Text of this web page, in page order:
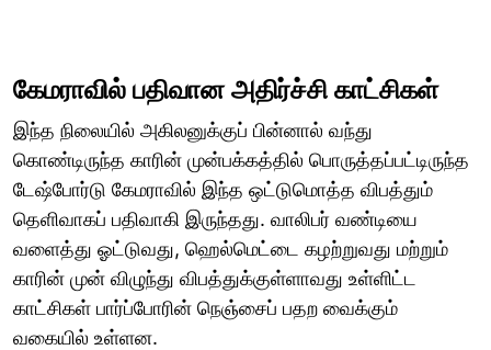
கேமராவில் பதிவான அதிர்ச்சி காட்சிகள்
இந்த நிலையில் அகிலனுக்குப் பின்னால் வந்து
கொண்டிருந்த காரின் முன்பக்கத்தில் பொருத்தப்பட்டிருந்த
டேஷ்போர்டு கேமராவில் இந்த ஒட்டுமொத்த விபத்தும்
தெளிவாகப் பதிவாகி இருந்தது. வாலிபர் வண்டியை
வளைத்து ஓட்டுவது, ஹெல்மெட்டை கழற்றுவது மற்றும்
காரின் முன் விழுந்து விபத்துக்குள்ளாவது உள்ளிட்ட
காட்சிகள் பார்ப்போரின் நெஞ்சைப் பதற வைக்கும்
வகையில் உள்ளன.